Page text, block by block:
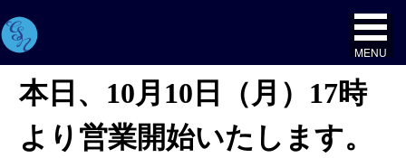
MENU
本日、10月10日（月）17時
より営業開始いたします。